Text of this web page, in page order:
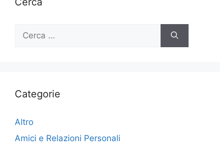
per:
Categorie
Altro
Amici e Relazioni Personali